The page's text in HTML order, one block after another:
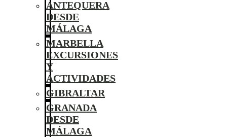
ANTEQUERA
DESDE
MÁLAGA
MARBELLA
EXCURSIONES
Y
ACTIVIDADES
GIBRALTAR
GRANADA
DESDE
MÁLAGA